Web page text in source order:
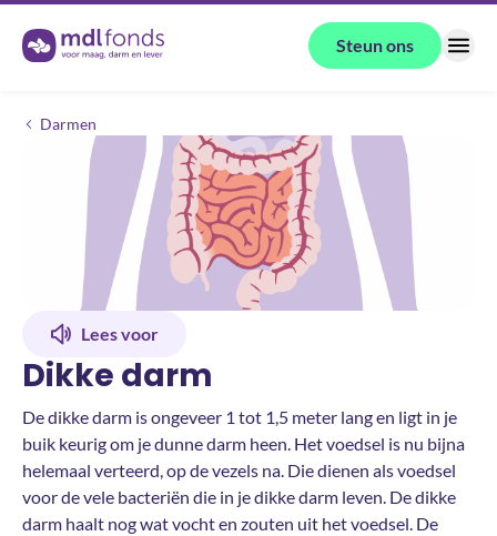
Terug naar de homepage Steun ons
Gezonde buik
Spijsvertering
Darmen
Dikke darm
Lees voor
Dikke darm
De dikke darm is ongeveer 1 tot 1,5 meter lang en ligt in je
buik keurig om je dunne darm heen. Het voedsel is nu bijna
helemaal verteerd, op de vezels na. Die dienen als voedsel
voor de vele bacteriën die in je dikke darm leven. De dikke
darm haalt nog wat vocht en zouten uit het voedsel. De